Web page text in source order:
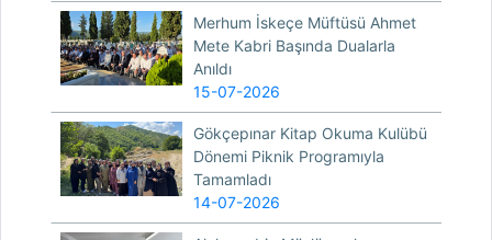
Merhum İskeçe Müftüsü Ahmet
Mete Kabri Başında Dualarla
Anıldı
15-07-2026
Gökçepınar Kitap Okuma Kulübü
Dönemi Piknik Programıyla
Tamamladı
14-07-2026